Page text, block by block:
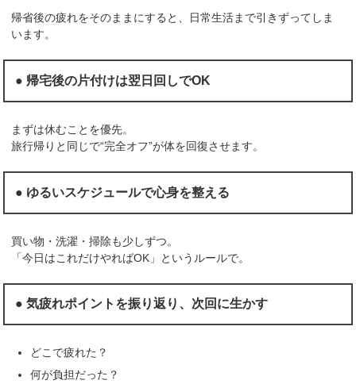
帰省後の疲れをそのままにすると、日常生活まで引きずってしま
います。
● 帰宅後の片付けは翌日回しでOK
まずは休むことを優先。
旅行帰りと同じで“完全オフ”が体を回復させます。
● ゆるいスケジュールで心身を整える
買い物・洗濯・掃除も少しずつ。
「今日はこれだけやればOK」というルールで。
● 気疲れポイントを振り返り、次回に生かす
どこで疲れた？
何が負担だった？